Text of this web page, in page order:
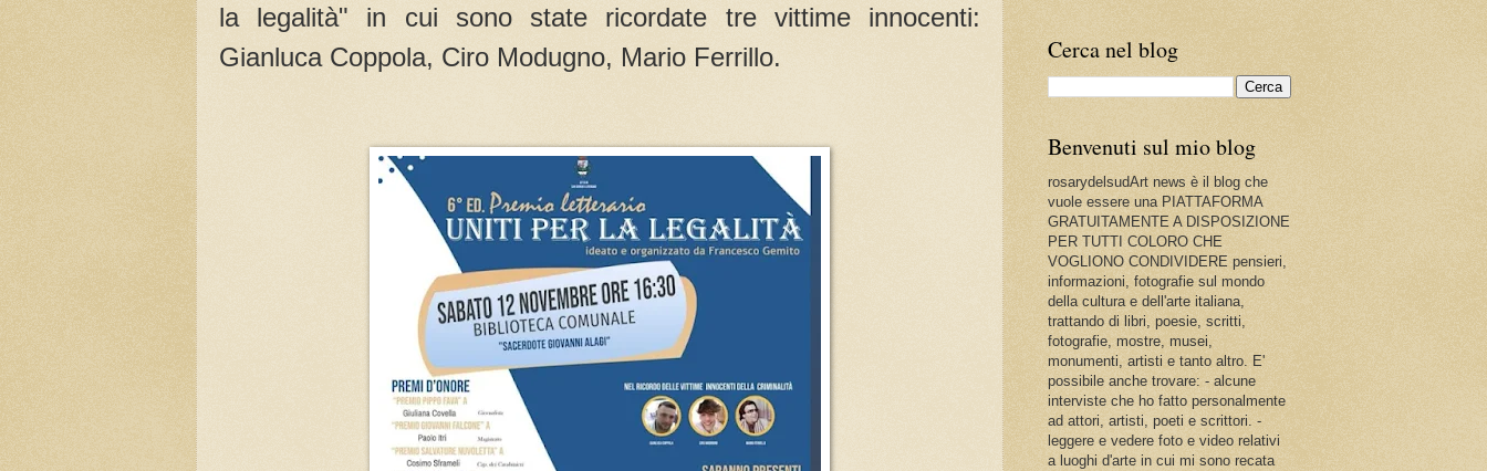
la legalità" in cui sono state ricordate tre vittime innocenti:
Gianluca Coppola, Ciro Modugno, Mario Ferrillo.
Cerca nel blog
Benvenuti sul mio blog
rosarydelsudArt news è il blog che
vuole essere una PIATTAFORMA
GRATUITAMENTE A DISPOSIZIONE
PER TUTTI COLORO CHE
VOGLIONO CONDIVIDERE pensieri,
informazioni, fotografie sul mondo
della cultura e dell'arte italiana,
trattando di libri, poesie, scritti,
fotografie, mostre, musei,
monumenti, artisti e tanto altro. E'
possibile anche trovare: - alcune
interviste che ho fatto personalmente
ad attori, artisti, poeti e scrittori. -
leggere e vedere foto e video relativi
a luoghi d'arte in cui mi sono recata